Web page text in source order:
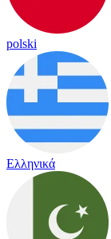
polski
Ελληνικά